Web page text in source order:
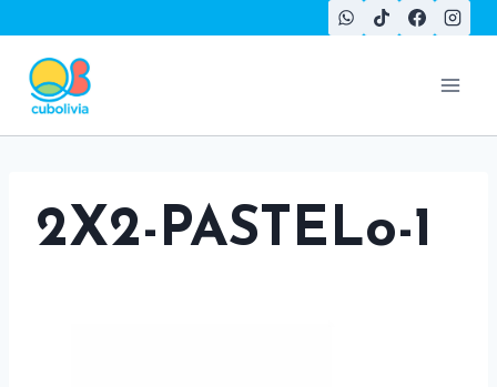
contenido
2X2-PASTELo-1